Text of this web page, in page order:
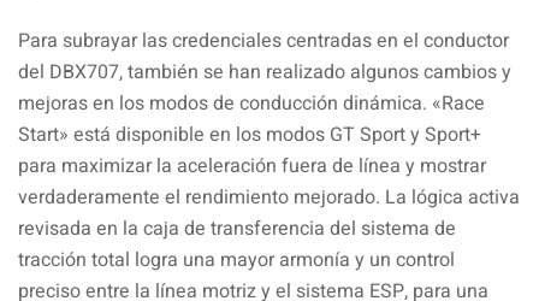
Para subrayar las credenciales centradas en el conductor
del DBX707, también se han realizado algunos cambios y
mejoras en los modos de conducción dinámica. «Race
Start» está disponible en los modos GT Sport y Sport+
para maximizar la aceleración fuera de línea y mostrar
verdaderamente el rendimiento mejorado. La lógica activa
revisada en la caja de transferencia del sistema de
tracción total logra una mayor armonía y un control
preciso entre la línea motriz y el sistema ESP, para una